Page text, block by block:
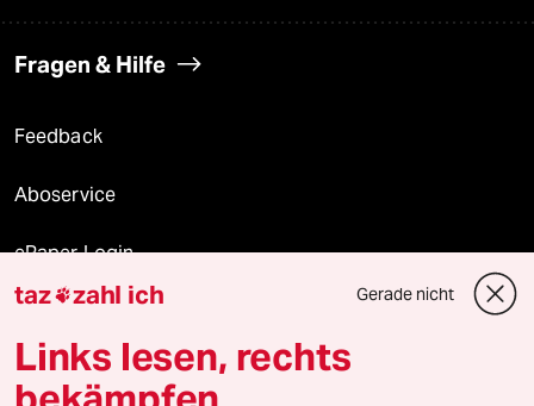
Fragen & Hilfe
Feedback
Aboservice
ePaper Login
Downloads für Abonnierende
taz zahl ich Gerade nicht
Links lesen, rechts